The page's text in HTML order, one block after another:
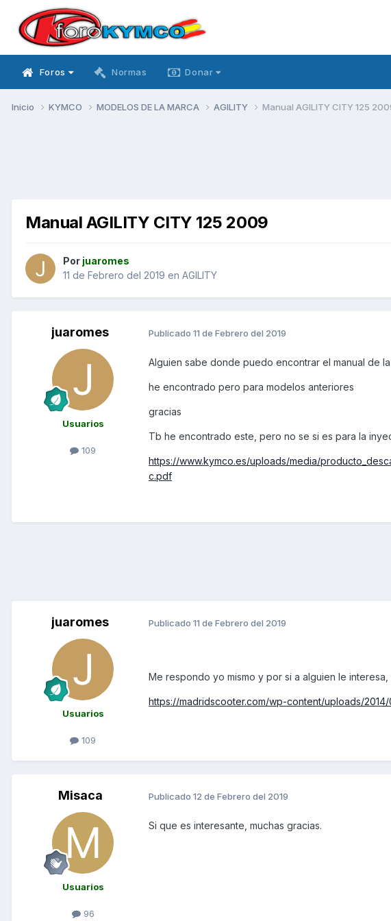
Foros Normas Donar
Inicio KYMCO MODELOS DE LA MARCA AGILITY Manual AGILITY CITY 125
Manual AGILITY CITY 125 2009
Por juaromes
11 de Febrero del 2019 en AGILITY
juaromes
Usuarios
109
Publicado 11 de Febrero del 2019
Alguien sabe donde puedo encontrar el manual de
he encontrado pero para modelos anteriores
gracias
Tb he encontrado este, pero no se si es para la
https://www.kymco.es/uploads/media/
c.pdf
juaromes
Usuarios
109
Publicado 11 de Febrero del 2019
Me respondo yo mismo y por si a alguien le
https://madridscooter.com/wp-content/uploads/2014/
Misaca
Usuarios
96
Publicado 12 de Febrero del 2019
Si que es interesante, muchas gracias.